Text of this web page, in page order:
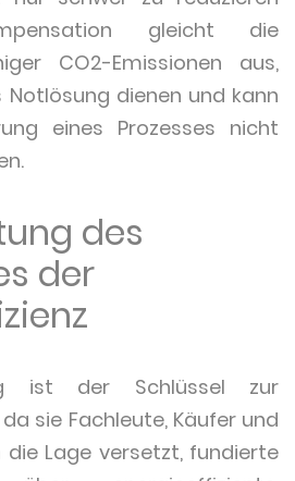
gleicht die
CO2-Emissionen aus,
dienen und kann
eines Prozesses nicht
des
der
ist der Schlüssel zur
sie Fachleute, Käufer und
die Lage versetzt, fundierte